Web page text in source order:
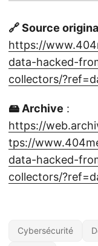
🔗 Source
https://
data-hacked-
collectors/
🖴 Archive :
https://
tps://
data-hacked-
collectors/
Cybersécurité